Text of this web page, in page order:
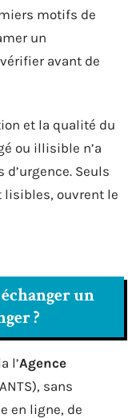
motifs de
un
avant de
et la qualité du
ou illisible n’a
Seuls
lisibles, ouvrent le
un
?
l’Agence
sans
en ligne, de